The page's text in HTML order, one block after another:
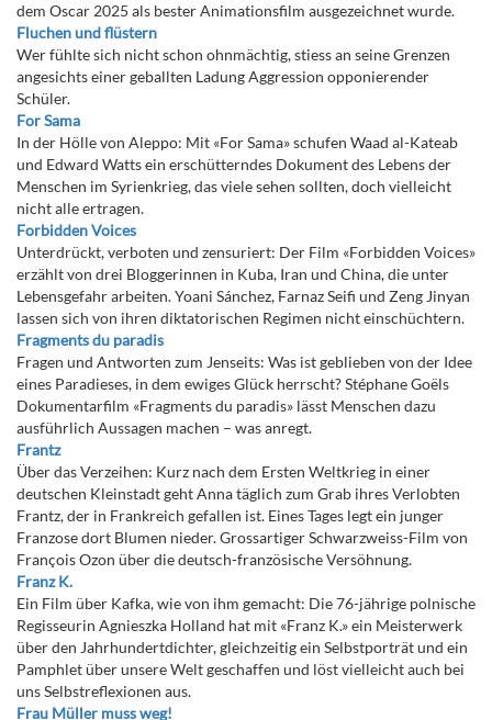
dem Oscar 2025 als bester Animationsfilm ausgezeichnet wurde.
Fluchen und flüstern
Wer fühlte sich nicht schon ohnmächtig, stiess an seine Grenzen
angesichts einer geballten Ladung Aggression opponierender
Schüler.
For Sama
In der Hölle von Aleppo: Mit «For Sama» schufen Waad al-Kateab
und Edward Watts ein erschütterndes Dokument des Lebens der
Menschen im Syrienkrieg, das viele sehen sollten, doch vielleicht
nicht alle ertragen.
Forbidden Voices
Unterdrückt, verboten und zensuriert: Der Film «Forbidden Voices»
erzählt von drei Bloggerinnen in Kuba, Iran und China, die unter
Lebensgefahr arbeiten. Yoani Sánchez, Farnaz Seifi und Zeng Jinyan
lassen sich von ihren diktatorischen Regimen nicht einschüchtern.
Fragments du paradis
Fragen und Antworten zum Jenseits: Was ist geblieben von der Idee
eines Paradieses, in dem ewiges Glück herrscht? Stéphane Goëls
Dokumentarfilm «Fragments du paradis» lässt Menschen dazu
ausführlich Aussagen machen – was anregt.
Frantz
Über das Verzeihen: Kurz nach dem Ersten Weltkrieg in einer
deutschen Kleinstadt geht Anna täglich zum Grab ihres Verlobten
Frantz, der in Frankreich gefallen ist. Eines Tages legt ein junger
Franzose dort Blumen nieder. Grossartiger Schwarzweiss-Film von
François Ozon über die deutsch-französische Versöhnung.
Franz K.
Ein Film über Kafka, wie von ihm gemacht: Die 76-jährige polnische
Regisseurin Agnieszka Holland hat mit «Franz K.» ein Meisterwerk
über den Jahrhundertdichter, gleichzeitig ein Selbstporträt und ein
Pamphlet über unsere Welt geschaffen und löst vielleicht auch bei
uns Selbstreflexionen aus.
Frau Müller muss weg!